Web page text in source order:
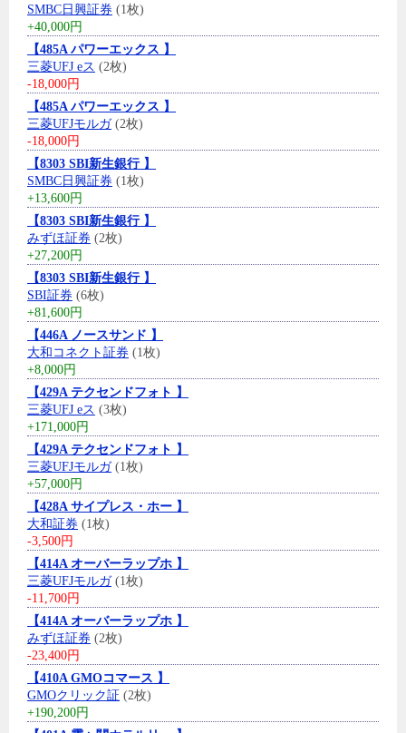
SMBC日興証券 (1枚)
+40,000円
【485A パワーエックス 】
三菱UFJ eス (2枚)
-18,000円
【485A パワーエックス 】
三菱UFJモルガ(2枚)
-18,000円
【8303 SBI新生銀行 】
SMBC日興証券 (1枚)
+13,600円
【8303 SBI新生銀行 】
みずほ証券 (2枚)
+27,200円
【8303 SBI新生銀行 】
SBI証券 (6枚)
+81,600円
【446A ノースサンド 】
大和コネクト証券 (1枚)
+8,000円
【429A テクセンドフォト 】
三菱UFJ eス (3枚)
+171,000円
【429A テクセンドフォト 】
三菱UFJモルガ(1枚)
+57,000円
【428A サイプレス・ホー 】
大和証券 (1枚)
-3,500円
【414A オーバーラップホ 】
三菱UFJモルガ(1枚)
-11,700円
【414A オーバーラップホ 】
みずほ証券 (2枚)
-23,400円
【410A GMOコマース 】
GMOクリック証 (2枚)
+190,200円